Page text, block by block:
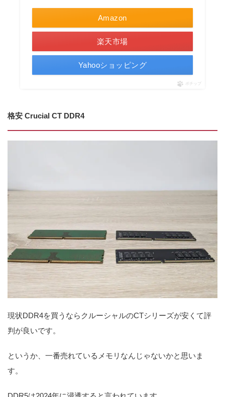
Amazon
楽天市場
Yahooショッピング
ポチップ
格安 Crucial CT DDR4
現状DDR4を買うならクルーシャルのCTシリーズが安くて評
判が良いです。
というか、一番売れているメモリなんじゃないかと思いま
す。